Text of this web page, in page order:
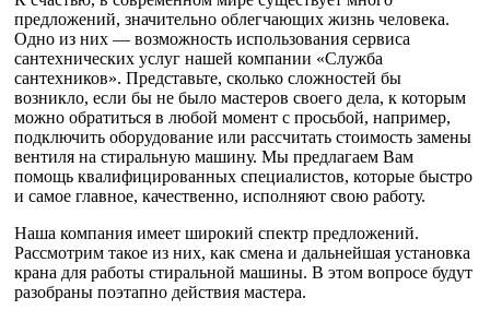
предложений, значительно облегчающих жизнь человека.
Одно из них — возможность использования сервиса
сантехнических услуг нашей компании «Служба
сантехников». Представьте, сколько сложностей бы
возникло, если бы не было мастеров своего дела, к которым
можно обратиться в любой момент с просьбой, например,
подключить оборудование или рассчитать стоимость замены
вентиля на стиральную машину. Мы предлагаем Вам
помощь квалифицированных специалистов, которые быстро
и самое главное, качественно, исполняют свою работу.
Наша компания имеет широкий спектр предложений.
Рассмотрим такое из них, как смена и дальнейшая установка
крана для работы стиральной машины. В этом вопросе будут
разобраны поэтапно действия мастера.